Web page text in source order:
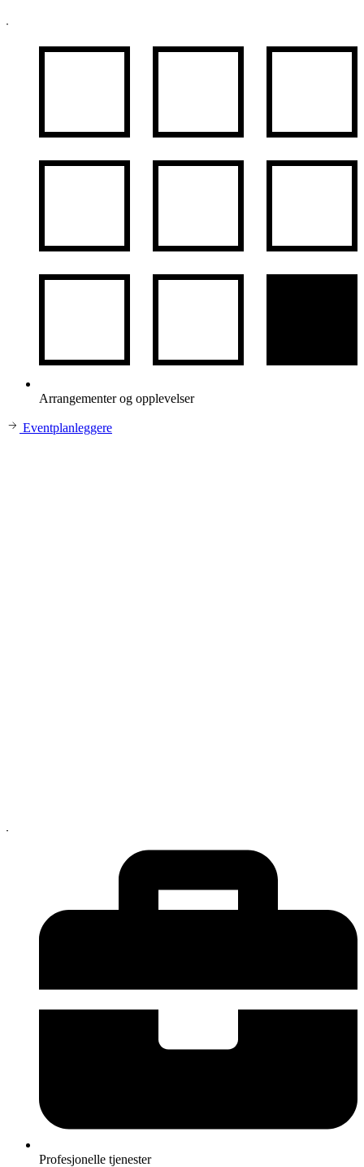
Arrangementer og opplevelser
Eventplanleggere
Profesjonelle tjenester